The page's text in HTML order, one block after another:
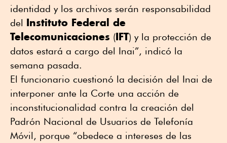
identidad y los archivos serán responsabilidad
del Instituto Federal de
Telecomunicaciones (IFT) y la protección de
datos estará a cargo del Inai”, indicó la
semana pasada.
El funcionario cuestionó la decisión del Inai de
interponer ante la Corte una acción de
inconstitucionalidad contra la creación del
Padrón Nacional de Usuarios de Telefonía
Móvil, porque “obedece a intereses de las